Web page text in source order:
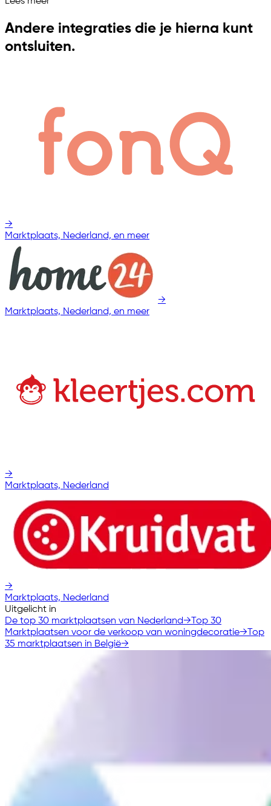
Andere integraties die je hierna kunt
ontsluiten.
→
Marktplaats, Nederland, en meer
→
Marktplaats, Nederland, en meer
→
Marktplaats, Nederland
→
Marktplaats, Nederland
Uitgelicht in
De top 30 marktplaatsen van Nederland→ Top 30
Marktplaatsen voor de verkoop van woningdecoratie→ Top
35 marktplaatsen in België→